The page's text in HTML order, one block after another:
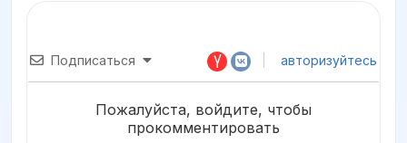
Подписаться авторизуйтесь
Пожалуйста, войдите, чтобы
прокомментировать